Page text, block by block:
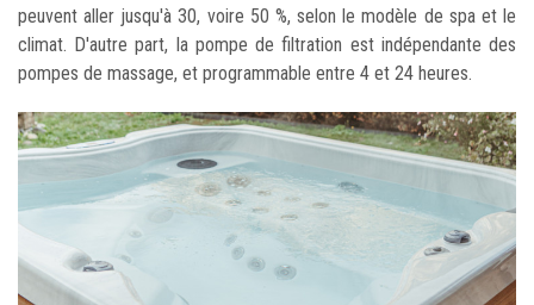
peuvent aller jusqu'à 30, voire 50 %, selon le modèle de spa et le
climat. D'autre part, la pompe de filtration est indépendante des
pompes de massage, et programmable entre 4 et 24 heures.